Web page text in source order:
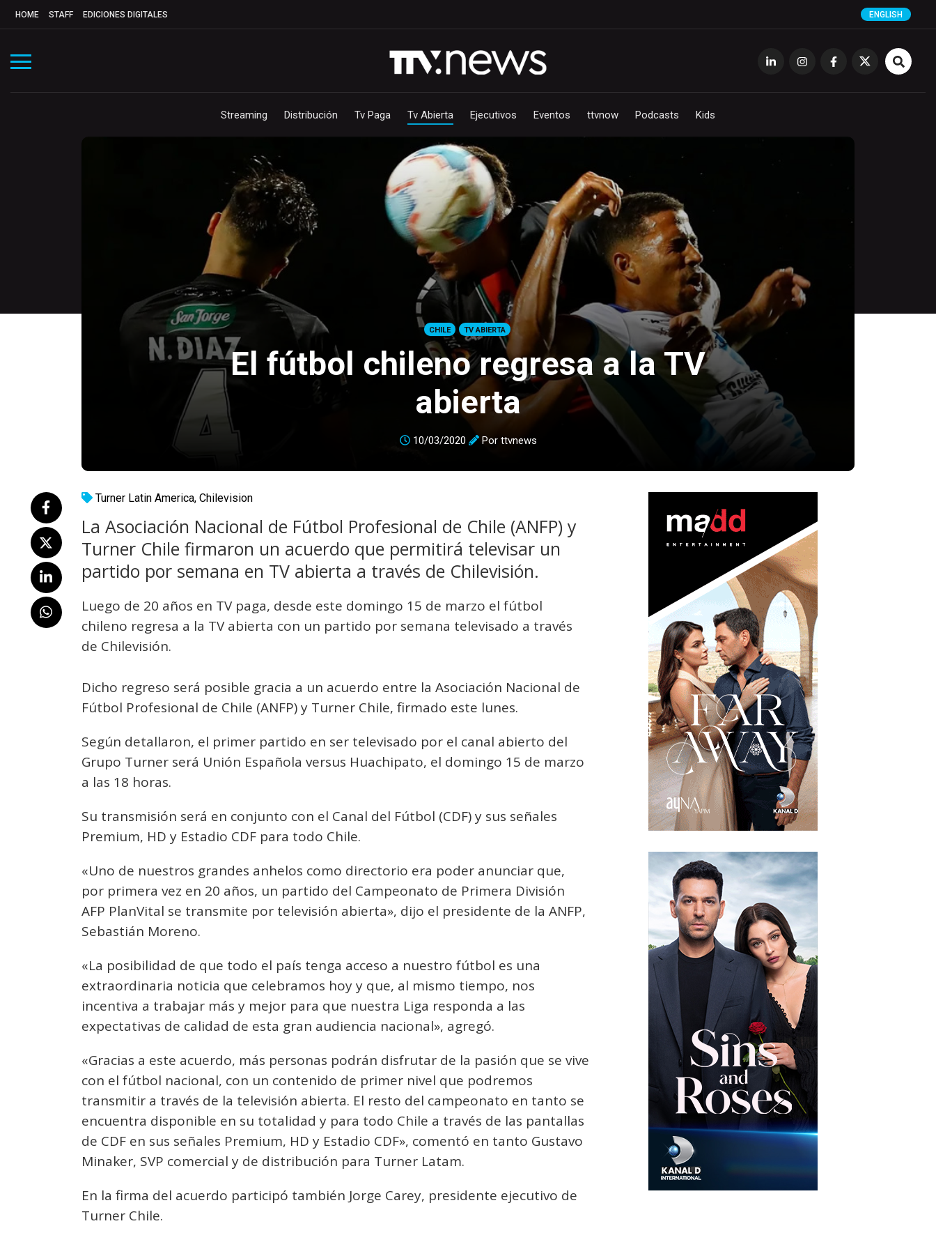
HOME STAFF EDICIONES DIGITALES ENGLISH
Streaming Distribución Tv Paga Tv Abierta Ejecutivos Eventos ttvnow Podcasts Kids
CHILE TV ABIERTA
El fútbol chileno regresa a la TV
abierta
10/03/2020 Por ttvnews
Turner Latin America, Chilevision
La Asociación Nacional de Fútbol Profesional de Chile (ANFP) y
Turner Chile firmaron un acuerdo que permitirá televisar un
partido por semana en TV abierta a través de Chilevisión.
Luego de 20 años en TV paga, desde este domingo 15 de marzo el fútbol
chileno regresa a la TV abierta con un partido por semana televisado a través
de Chilevisión.
Dicho regreso será posible gracia a un acuerdo entre la Asociación Nacional de
Fútbol Profesional de Chile (ANFP) y Turner Chile, firmado este lunes.
Según detallaron, el primer partido en ser televisado por el canal abierto del
Grupo Turner será Unión Española versus Huachipato, el domingo 15 de marzo
a las 18 horas.
Su transmisión será en conjunto con el Canal del Fútbol (CDF) y sus señales
Premium, HD y Estadio CDF para todo Chile.
«Uno de nuestros grandes anhelos como directorio era poder anunciar que,
por primera vez en 20 años, un partido del Campeonato de Primera División
AFP PlanVital se transmite por televisión abierta», dijo el presidente de la ANFP,
Sebastián Moreno.
«La posibilidad de que todo el país tenga acceso a nuestro fútbol es una
extraordinaria noticia que celebramos hoy y que, al mismo tiempo, nos
incentiva a trabajar más y mejor para que nuestra Liga responda a las
expectativas de calidad de esta gran audiencia nacional», agregó.
«Gracias a este acuerdo, más personas podrán disfrutar de la pasión que se vive
con el fútbol nacional, con un contenido de primer nivel que podremos
transmitir a través de la televisión abierta. El resto del campeonato en tanto se
encuentra disponible en su totalidad y para todo Chile a través de las pantallas
de CDF en sus señales Premium, HD y Estadio CDF», comentó en tanto Gustavo
Minaker, SVP comercial y de distribución para Turner Latam.
En la firma del acuerdo participó también Jorge Carey, presidente ejecutivo de
Turner Chile.